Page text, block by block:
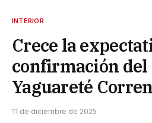
INTERIOR
Crece la
confirmación del
Yaguareté
11 de diciembre de 2025